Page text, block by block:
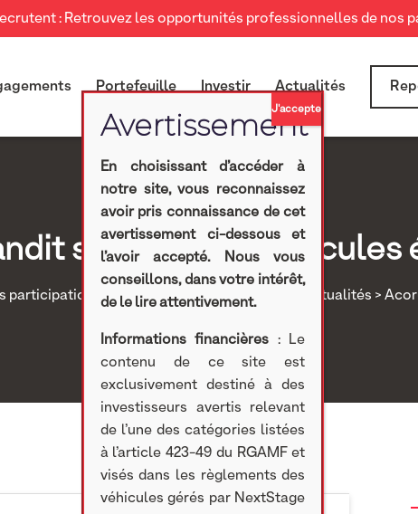
: Retrouvez les opportunités professionnelles de nos
Portefeuille Investir Actualités
sa flotte de véhicules
participations >Investissements non cotés Actualités >
En choisissant d’accéder à
notre site, vous reconnaissez
avoir pris connaissance de cet
avertissement ci-dessous et
l’avoir accepté. Nous vous
conseillons, dans votre intérêt,
de le lire attentivement.
Informations financières : Le
contenu de ce site est
exclusivement destiné à des
investisseurs avertis relevant
de l’une des catégories listées
à l’article 423-49 du RGAMF et
visés dans les règlements des
véhicules gérés par NextStage